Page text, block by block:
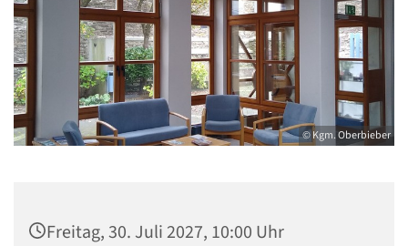
© Kgm. Oberbieber
Freitag, 30. Juli 2027, 10:00 Uhr